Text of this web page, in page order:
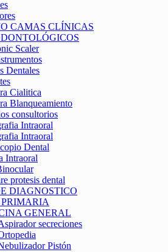
CAMAS CLÍNICAS
Scaler
Dentales
Cialitica
Blanqueamiento
consultorios
Intraoral
Intraoral
Dental
Intraoral
protesis dental
DIAGNOSTICO
GENERAL
secreciones
Pistón